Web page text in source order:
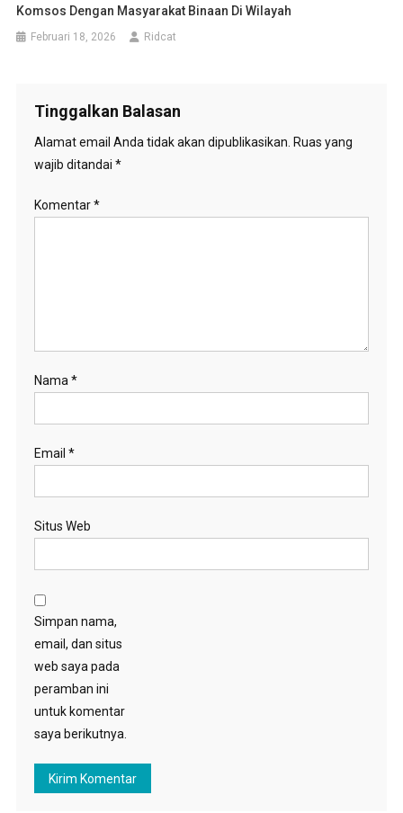
Komsos Dengan Masyarakat Binaan Di Wilayah
Februari 18, 2026 Ridcat
Tinggalkan Balasan
Alamat email Anda tidak akan dipublikasikan. Ruas yang
wajib ditandai *
Komentar*
Nama*
Email *
Situs Web
Simpan nama,
email, dan situs
web saya pada
peramban ini
untuk komentar
saya berikutnya.